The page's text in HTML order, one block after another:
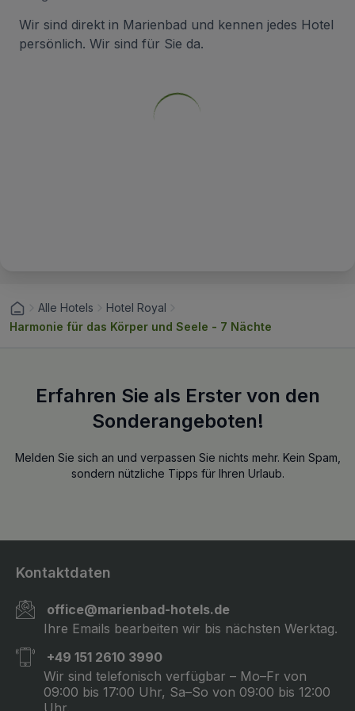
Wir sind direkt in Marienbad und kennen jedes Hotel
persönlich. Wir sind für Sie da.
Alle Hotels
Hotel Royal
Harmonie für das Körper und Seele - 7 Nächte
Erfahren Sie als Erster von den
Sonderangeboten!
Melden Sie sich an und verpassen Sie nichts mehr. Kein Spam,
sondern nützliche Tipps für Ihren Urlaub.
Kontaktdaten
office@marienbad-hotels.de
Ihre Emails bearbeiten wir bis nächsten Werktag.
+49 151 2610 3990
Wir sind telefonisch verfügbar – Mo–Fr von
09:00 bis 17:00 Uhr, Sa–So von 09:00 bis 12:00
Uhr.